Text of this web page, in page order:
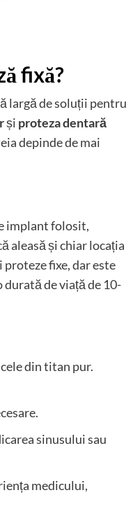
fixă?
largă de soluții pentru
și proteza dentară
depinde de mai
implant folosit,
aleasă și chiar locația
fixe, dar este
durată de viață de 10-
din titan pur.
sinusului sau
medicului,